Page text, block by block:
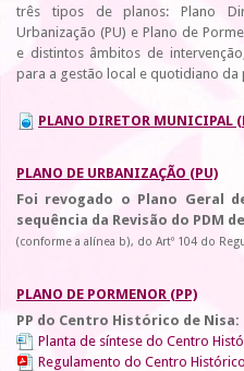
três tipos de planos: Plano
Urbanização (PU) e Plano de
e distintos âmbitos de
para a gestão local e quotidiano
PLANO DIRETOR MUNICIPAL
PLANO DE URBANIZAÇÃO (PU)
Foi revogado o Plano Geral
sequência da Revisão do PDM
(conforme a alínea b), do Artº 104 do
PLANO DE PORMENOR (PP)
PP do Centro Histórico de Nisa:
Planta de síntese do Centro
Regulamento do Centro